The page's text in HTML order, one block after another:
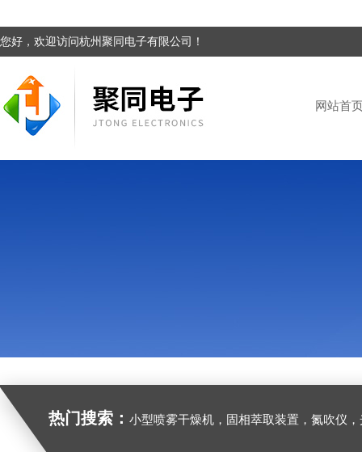
您好，欢迎访问杭州聚同电子有限公司！
网站首
热门搜索： 小型喷雾干燥机，固相萃取装置，氮吹仪，光化学反应仪，低温恒温槽，超声波细胞